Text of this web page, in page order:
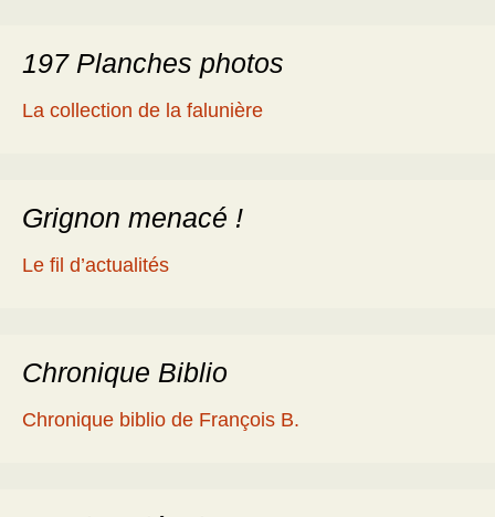
197 Planches photos
La collection de la falunière
Grignon menacé !
Le fil d’actualités
Chronique Biblio
Chronique biblio de François B.